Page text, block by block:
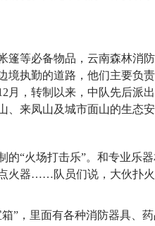
篷等必备物品，云南森林消
境执勤的道路，他们主要负
月，转制以来，中队先后派
、来凤山及城市面山的生态
的“火场打击乐”。和专业乐
火器……队员们说，大伙扑
”，里面有各种消防器具、